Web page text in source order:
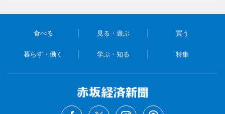
食べる 見る・遊ぶ 買う
暮らす・働く 学ぶ・知る 特集